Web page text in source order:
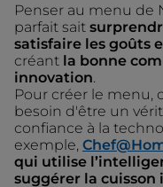
Penser au menu de
parfait sait
satisfaire les goûts
créant la bonne
innovation.
Pour créer le menu,
besoin d'être un
confiance à la
exemple,
qui utilise
suggérer la cuisson